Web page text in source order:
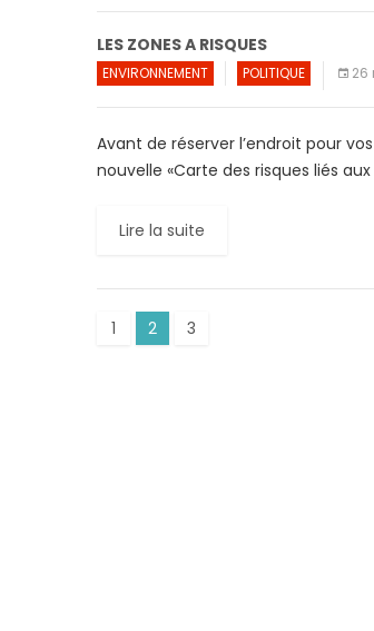
LES ZONES A RISQUES
ENVIRONNEMENT POLITIQUE 26
Avant de réserver l’endroit pour
nouvelle «Carte des risques liés
Lire la suite
1 2 3